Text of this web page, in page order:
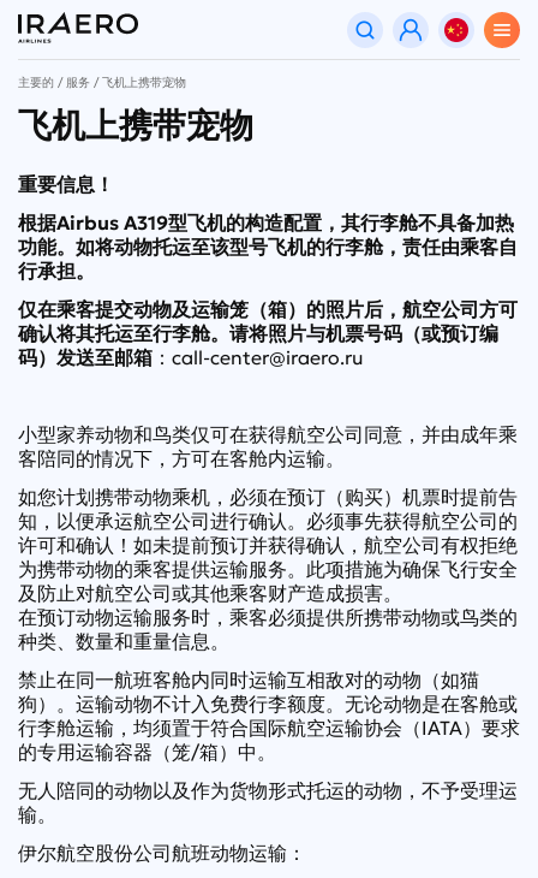
主要的 服务 飞机上携带宠物
飞机上携带宠物
重要信息！
根据Airbus A319型飞机的构造配置，其行李舱不具备加热
功能。如将动物托运至该型号飞机的行李舱，责任由乘客自
行承担。
仅在乘客提交动物及运输笼（箱）的照片后，航空公司方可
确认将其托运至行李舱。请将照片与机票号码（或预订编
码）发送至邮箱 ： call-center@iraero.ru
小型家养动物和鸟类仅可在获得航空公司同意，并由成年乘
客陪同的情况下，方可在客舱内运输。
如您计划携带动物乘机，必须在预订（购买）机票时提前告
知，以便承运航空公司进行确认。必须事先获得航空公司的
许可和确认！如未提前预订并获得确认，航空公司有权拒绝
为携带动物的乘客提供运输服务。此项措施为确保飞行安全
及防止对航空公司或其他乘客财产造成损害。
在预订动物运输服务时，乘客必须提供所携带动物或鸟类的
种类、数量和重量信息。
禁止在同一航班客舱内同时运输互相敌对的动物（如猫
狗）。运输动物不计入免费行李额度。无论动物是在客舱或
行李舱运输，均须置于符合国际航空运输协会（IATA）要求
的专用运输容器（笼/箱）中。
无人陪同的动物以及作为货物形式托运的动物，不予受理运
输。
伊尔航空股份公司航班动物运输：